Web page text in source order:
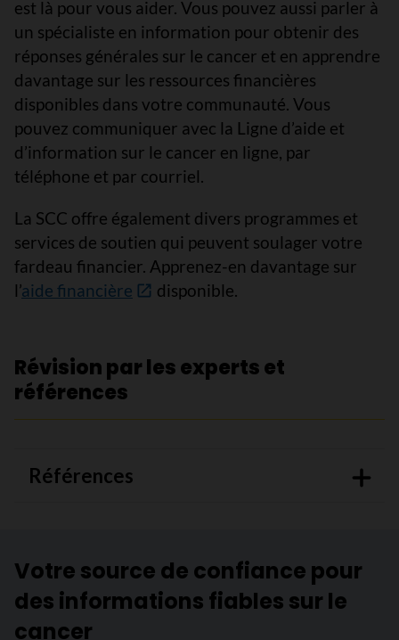
est là pour vous aider. Vous pouvez aussi parler à
un spécialiste en information pour obtenir des
réponses générales sur le cancer et en apprendre
davantage sur les ressources financières
disponibles dans votre communauté. Vous
pouvez communiquer avec la Ligne d’aide et
d’information sur le cancer en ligne, par
téléphone et par courriel.
La SCC offre également divers programmes et
services de soutien qui peuvent soulager votre
fardeau financier. Apprenez-en davantage sur
l’aide financière disponible.
Révision par les experts et
références
Références
Votre source de confiance pour
des informations fiables sur le
cancer